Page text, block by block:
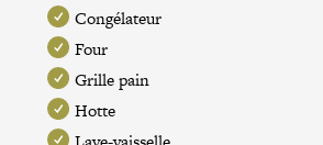
Congélateur
Four
Grille pain
Hotte